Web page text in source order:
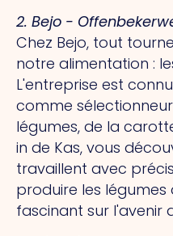
2. Bejo -
Chez Bejo, tout
notre alimentation :
L'entreprise est
comme
légumes, de la
in de Kas, vous
travaillent avec
produire les légumes
fascinant sur l'avenir